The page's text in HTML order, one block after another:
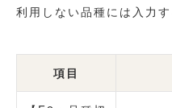
利用しない品種には入力
項目